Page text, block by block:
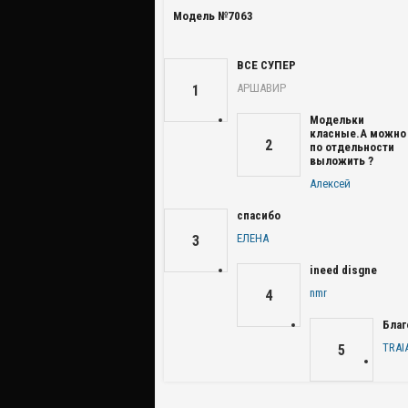
Модель №7063
1
ВСЕ СУПЕР
АРШАВИР
2
Модельки
класные.А можно
по отдельности
выложить ?
Алексей
3
спасибо
ЕЛЕНА
4
ineed disgne
nmr
5